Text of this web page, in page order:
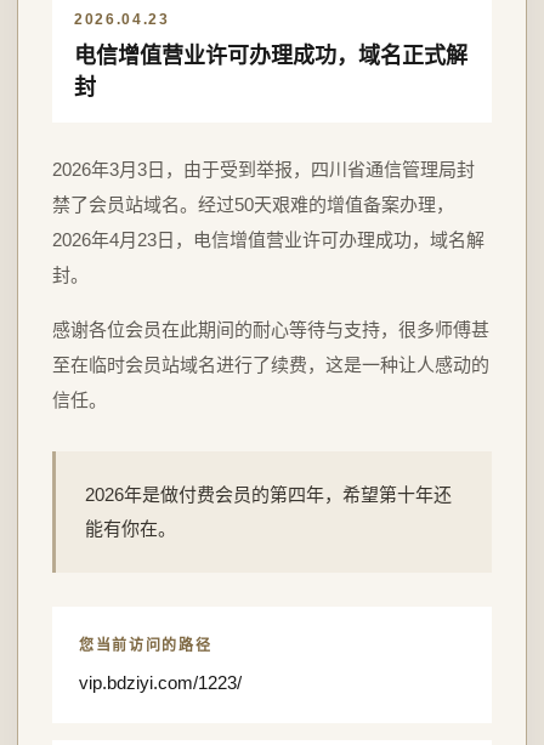
2026.04.23
电信增值营业许可办理成功，域名正式解
封
2026年3月3日，由于受到举报，四川省通信管理局封
禁了会员站域名。经过50天艰难的增值备案办理，
2026年4月23日，电信增值营业许可办理成功，域名解
封。
感谢各位会员在此期间的耐心等待与支持，很多师傅甚
至在临时会员站域名进行了续费，这是一种让人感动的
信任。
2026年是做付费会员的第四年，希望第十年还
能有你在。
您当前访问的路径
vip.bdziyi.com/1223/